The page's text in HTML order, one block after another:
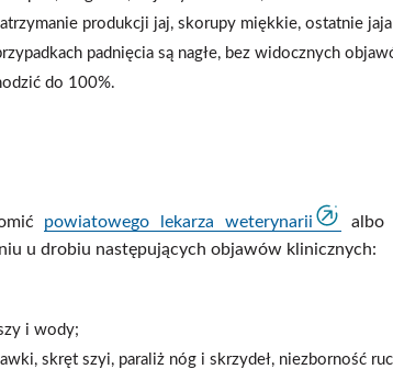
produkcji jaj, skorupy miękkie, ostatnie
padnięcia są nagłe, bez widocznych
do 100%.
powiatowego lekarza weterynarii
albo
u drobiu następujących objawów klinicznych:
i wody;
skręt szyi, paraliż nóg i skrzydeł, niezborność